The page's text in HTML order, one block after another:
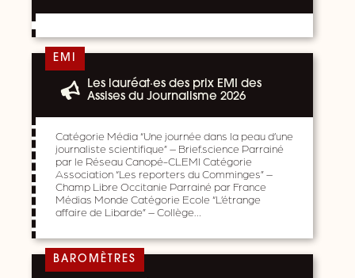
EMI
Les lauréat·es des prix EMI des
Assises du Journalisme 2026
Catégorie Média “Une journée dans la peau d’une
journaliste scientifique” – Brief.science Parrainé
par le Réseau Canopé-CLEMI Catégorie
Association “Les reporters du Comminges” –
Champ Libre Occitanie Parrainé par France
Médias Monde Catégorie Ecole “L’étrange
affaire de Libarde” – Collège…
BAROMÈTRES